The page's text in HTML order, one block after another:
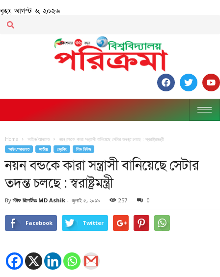
বৃহঃ, আগস্ট ৬, ২০২৬
Home আইন/আদালত নয়ন বন্ডকে কারা সন্ত্রাসী বানিয়েছে সেটার তদন্ত চলছে : স্বরাষ্ট্রমন্ত্রী
আইন/আদালত জাতীয় ব্রেকিং লিড নিউজ
নয়ন বন্ডকে কারা সন্ত্রাসী বানিয়েছে সেটার
তদন্ত চলছে : স্বরাষ্ট্রমন্ত্রী
By স্টাফ রিপোর্টারঃ MD Ashik - জুলাই ৫, ২০১৯ 257 0
Facebook Twitter